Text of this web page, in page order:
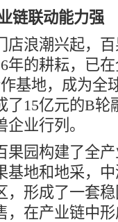
链联动能力强
浪潮兴起，百
年的耕耘，已
基地，成为全
了15亿元的B轮
业行列。
园构建了全产
基地和地采，
，形成了一套
，在产业链中